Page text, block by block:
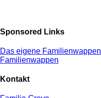
Sponsored Links
Das eigene Familienwappen
Familienwappen
Kontakt